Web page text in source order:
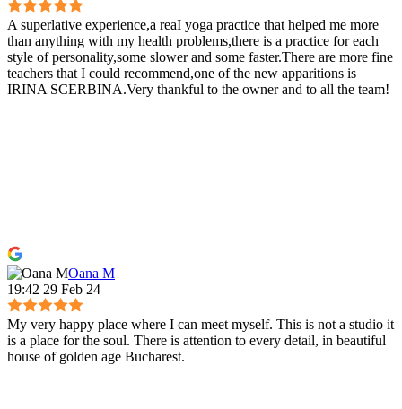
A superlative experience,a reaI yoga practice that helped me more
than anything with my health problems,there is a practice for each
style of personality,some slower and some faster.There are more fine
teachers that I could recommend,one of the new apparitions is
IRINA SCERBINA.Very thankful to the owner and to all the team!
Oana M
19:42 29 Feb 24
My very happy place where I can meet myself. This is not a studio it
is a place for the soul. There is attention to every detail, in beautiful
house of golden age Bucharest.